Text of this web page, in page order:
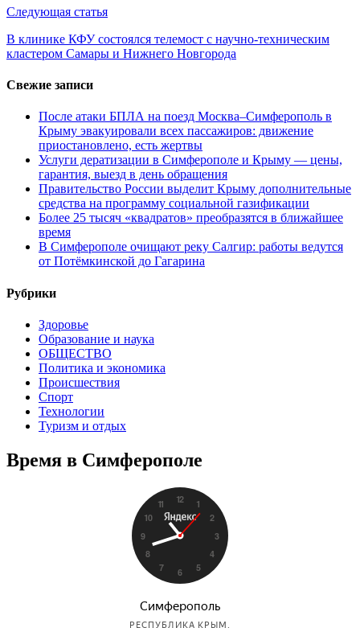
Следующая статья
В клинике КФУ состоялся телемост с научно-техническим
кластером Самары и Нижнего Новгорода
Свежие записи
После атаки БПЛА на поезд Москва–Симферополь в
Крыму эвакуировали всех пассажиров: движение
приостановлено, есть жертвы
Услуги дератизации в Симферополе и Крыму — цены,
гарантия, выезд в день обращения
Правительство России выделит Крыму дополнительные
средства на программу социальной газификации
Более 25 тысяч «квадратов» преобразятся в ближайшее
время
В Симферополе очищают реку Салгир: работы ведутся
от Потёмкинской до Гагарина
Рубрики
Здоровье
Образование и наука
ОБЩЕСТВО
Политика и экономика
Происшествия
Спорт
Технологии
Туризм и отдых
Время в Симферополе